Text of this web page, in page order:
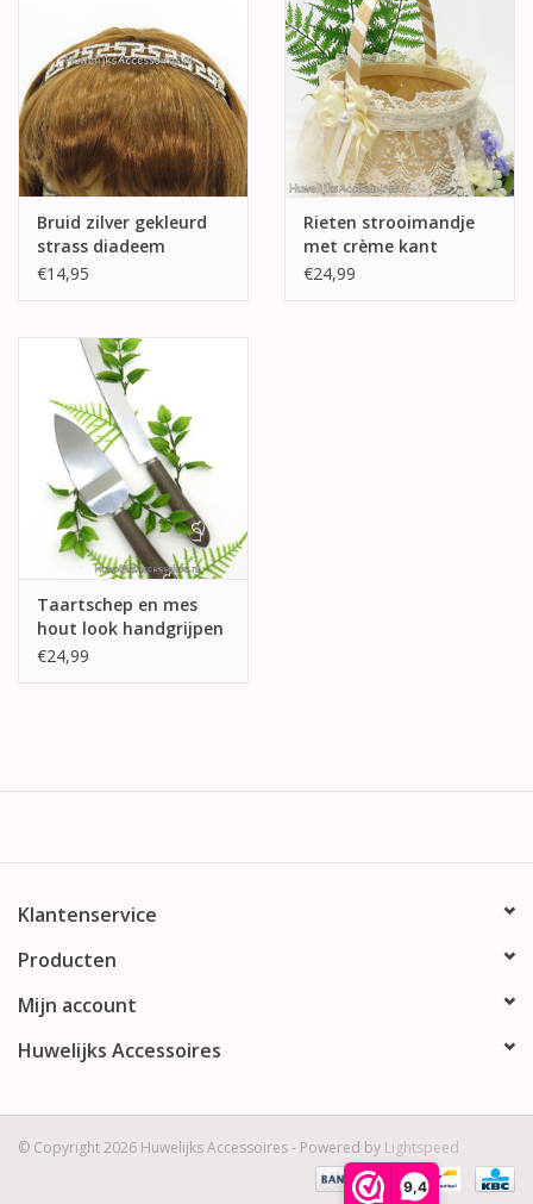
9,4
Bruid zilver gekleurd
strass diadeem
€14,95
Rieten strooimandje
met crème kant
€24,99
Taartschep en mes
hout look handgrijpen
€24,99
Klantenservice
Producten
Mijn account
Huwelijks Accessoires
© Copyright 2026 Huwelijks Accessoires - Powered by Lightspeed